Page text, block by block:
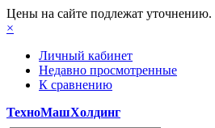
Цены на сайте подлежат уточнению.
×
Личный кабинет
Недавно просмотренные
К сравнению
ТехноМашХолдинг